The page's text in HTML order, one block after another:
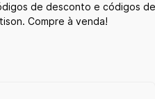
de desconto e códigos de
Compre à venda!